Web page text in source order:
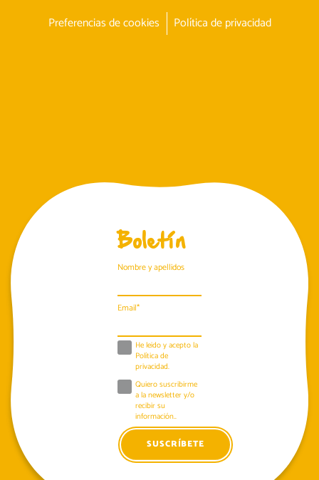
Preferencias de cookies
Política de privacidad
Boletín
Nombre y apellidos
Email*
He leido y acepto la
Política de
privacidad.
Quiero suscribirme
a la newsletter y/o
recibir su
información..